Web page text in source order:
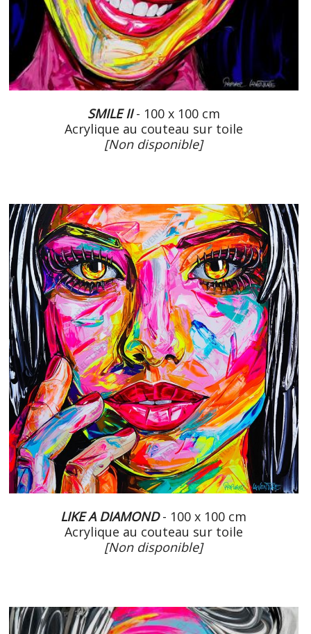
SMILE II- 100 x 100 cm
Acrylique au couteau sur toile
[Non disponible]
LIKE A DIAMOND- 100 x 100 cm
Acrylique au couteau sur toile
[Non disponible]